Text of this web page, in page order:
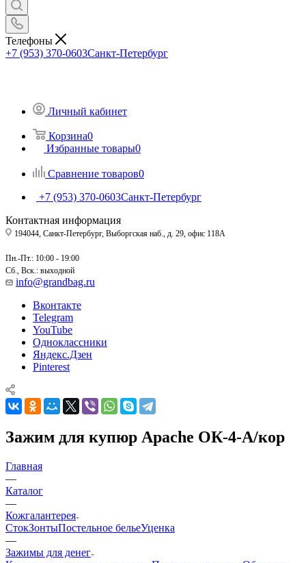
Телефоны
+7 (953) 370-0603Санкт-Петербург
Личный кабинет
Корзина0
Избранные товары0
Сравнение товаров0
+7 (953) 370-0603Санкт-Петербург
Контактная информация
194044, Санкт-Петербург, Выборгская наб., д. 29, офис 118А
Пн.-Пт.: 10:00 - 19:00
Сб., Вск.: выходной
info@grandbag.ru
Вконтакте
Telegram
YouTube
Одноклассники
Яндекс.Дзен
Pinterest
Зажим для купюр Apache ОК-4-А/кор
Главная
—
Каталог
—
Кожгалантерея
СтокЗонтыПостельное бельеУценка
—
Зажимы для денег